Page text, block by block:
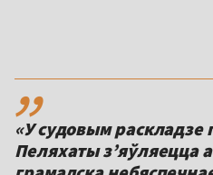
,,
«У судовым раскладзе
Пеляхаты з’яўляецца